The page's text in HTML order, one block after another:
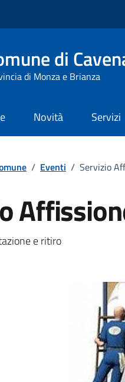
di
di Monza e Brianza
Novità Servizi
/ Eventi / Servizio
notizia
e ritiro